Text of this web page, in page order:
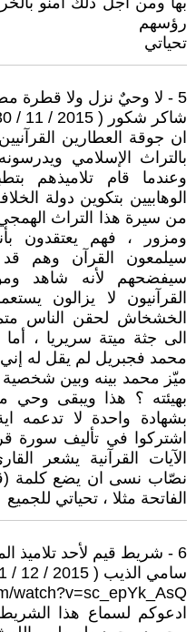
رؤسهم
تحياتي
5 - لا وحيٌ نزل ولا قطرة مطر
شاكر شكور ( 2015 / 11 / 30 - 19:18 )
ان جوقة العطارين
بالتراث الإسلامي
وعندما قام تلاميذهم
الوهابيين بتكوين دولة
من سيرة هذا التراث
ومزور ، فهم يعتقدون
سيلمعون القرآن وهم قد
سيفضحهم لأنه شاهد
القرآنيون لا يزالون
الخشخاش لحقن الناس
الى جثة ميتة سريريا ،
محمد فجبريل لم يقل له
ميّز محمد بينه وبين شخصية
بهيئته ؟ هذا ويبقى وحي
بشهادة واحدة لا تدعمه
اشتركوا في تأليف سورة
الآيات القرآنية يشعر
نصّاب نسى ان يضع كلمة
الفاتحة مثلا ، تحياتي للجميع
6 - شريط قيم لأحد تلاميذ المرحوم محمود محمد طه
سامي الذيب ( 2015 / 12 / 1 - 21:39 )
watch?v=sc_epYk_AsQ
ادعوكم لسماع هذا الشريط